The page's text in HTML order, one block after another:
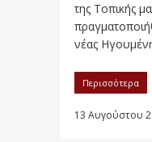
της Τοπικής
νέας
Περισσότερα
13 Αυγούστου